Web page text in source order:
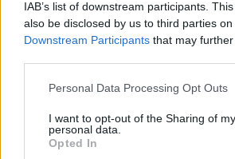
IAB’s list of downstream participants.
also be disclosed by us to third parties on
Downstream Participants that may
Please note that this website/app uses
not limited to your visit or usage
grant or deny consent to Google and its
use your data for below specified
Personal Data Processing Opt Outs
I want to opt-out of the Sharing of my
personal data.
Opted In
konyhát, bőven akad választék
arab, olasz, libanoni, török, thai,
Gyakorlatilag minden van: Meki,
Burger King, Subway...